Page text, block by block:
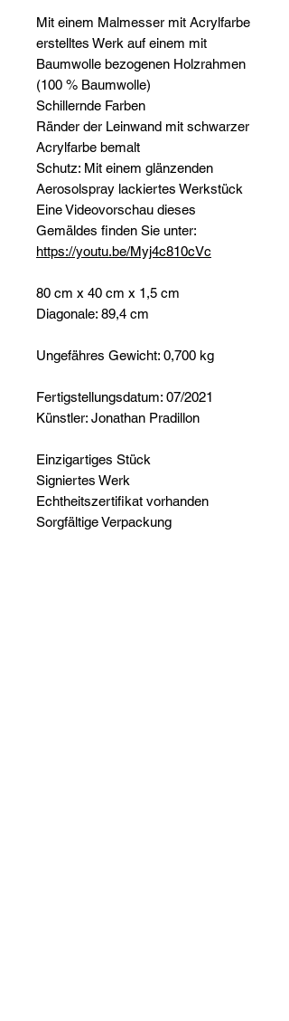
Mit einem Malmesser mit Acrylfarbe
erstelltes Werk auf einem mit
Baumwolle bezogenen Holzrahmen
(100 % Baumwolle)
Schillernde Farben
Ränder der Leinwand mit schwarzer
Acrylfarbe bemalt
Schutz: Mit einem glänzenden
Aerosolspray lackiertes Werkstück
Eine Videovorschau dieses
Gemäldes finden Sie unter:
https://youtu.be/Myj4c810cVc
80 cm x 40 cm x 1,5 cm
Diagonale: 89,4 cm
Ungefähres Gewicht: 0,700 kg
Fertigstellungsdatum: 07/2021
Künstler: Jonathan Pradillon
Einzigartiges Stück
Signiertes Werk
Echtheitszertifikat vorhanden
Sorgfältige Verpackung